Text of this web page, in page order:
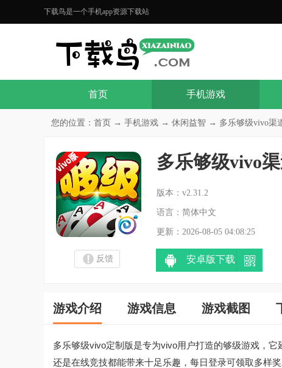
下载鸟是一个手机app资源下载站
首页 手机游戏
您的位置： 首页 → 手机游戏 → 休闲益智 → 多乐够级vivo渠
多乐够级vivo
版本：v2.31.2
语言：简体中文
更新：2026-08-05 04:08:25
反馈 安卓版下载
游戏介绍 游戏信息 游戏截图
多乐够级vivo定制版是专为vivo用户打造的够级游戏，
还是在线竞技都能带来十足乐趣，每日登录可领取多样